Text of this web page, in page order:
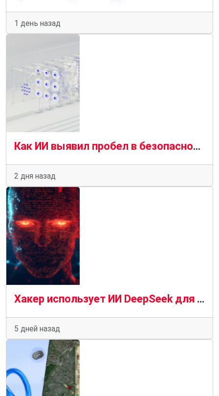
1 день назад
Как ИИ выявил пробел в безопасности браузера, который предприятия не могут игнорировать
2 дня назад
Хакер использует ИИ DeepSeek для автономной атаки на уязвимые серверы
5 дней назад